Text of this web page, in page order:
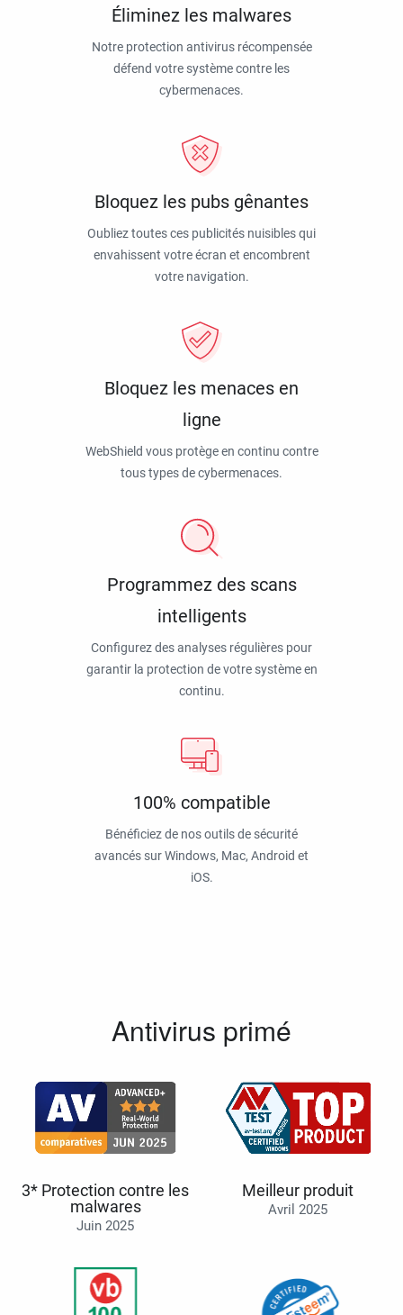
Éliminez les malwares
Notre protection antivirus récompensée
défend votre système contre les
cybermenaces.
Bloquez les pubs gênantes
Oubliez toutes ces publicités nuisibles qui
envahissent votre écran et encombrent
votre navigation.
Bloquez les menaces en
ligne
WebShield vous protège en continu contre
tous types de cybermenaces.
Programmez des scans
intelligents
Configurez des analyses régulières pour
garantir la protection de votre système en
continu.
100% compatible
Bénéficiez de nos outils de sécurité
avancés sur Windows, Mac, Android et
iOS.
Antivirus primé
3* Protection contre les
malwares
Juin 2025
Meilleur produit
Avril 2025